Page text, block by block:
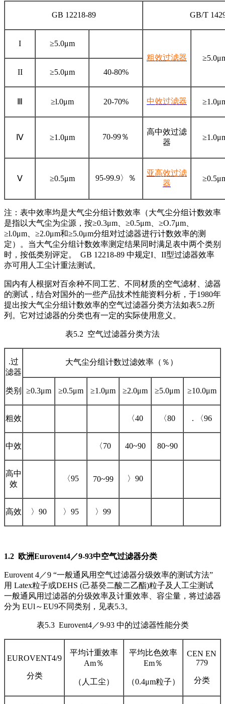
GB 12218-89 GB/T
I
≥5.0μm
粗效过滤器
II
≥5.0μm 40-80%
≥l.0μm 20-70% 中效过滤器
Ⅳ ≥1.0μm 70-99％
高中效过滤
器
Ⅴ ≥0.5μm 95-99.9〉％
亚高效过滤
器
注：表中效率均是大气尘分组计数效率（大气尘分组计数效率
是指以大气尘为尘源，按≥0.3μm、≥0.5μm、≥O.7μm、
≥l.0μm、≥2.0μm和≥5.0μm分组对过滤器进行计数效率的测
定）。当大气尘分组计数效率测定结果同时满足表中两个类别
时，按低类别评定。 GB 12218-89 中规定I、II型过滤器效率
亦可用人工尘计重法测试。
国内有人根据对百余种不同工艺、不同材质的空气滤材、滤器
的测试，结合对国外的一些产品技术性能资料分析，于1980年
提出按大气尘分组计数效率的空气过滤器分类方法如表5.2所
列。它对过滤器的分类也有一定的实际使用意义。
表5.2 空气过滤器分类方法
.过
滤器
类别
大气尘分组计数过滤效率（％）
≥0.3μm ≥0.5μm ≥1.0μm ≥2.0μm ≥5.0μm ≥10.0μm
粗效 〈40 〈80 . 〈96
中效 〈70 40~90 80~90
高中
效
〈95 70~99 〉90
高效 〉90 〉95 〉99
1.2 欧洲Eurovent4／9-93中空气过滤器分类
Eurovent 4／9 “一般通风用空气过滤器分级效率的测试方法”
用 Latex粒子或DEHS (己基癸二酸二乙酯)粒子及人工尘测试
一般通风用过滤器的分级效率及计重效率、容尘量，将过滤器
分为 EUl～EU9不同类别，见表5.3。
表5.3 Eurovent4／9-93 中的过滤器性能分类
EUROVENT4/9
分类
平均计重效率
Am％
（人工尘）
平均比色效率
Em％
（0.4μm粒子）
CEN EN
779
分类